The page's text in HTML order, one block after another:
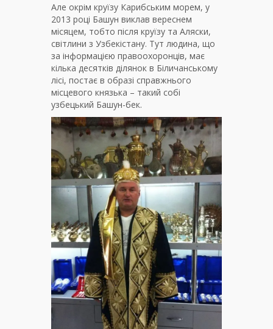
Але окрім круїзу Карибським морем, у
2013 році Башун виклав вереснем
місяцем, тобто після круїзу та Аляски,
світлини з Узбекістану. Тут людина, що
за інформацією правоохоронців, має
кілька десятків ділянок в Біличанському
лісі, постає в образі справжнього
місцевого князька – такий собі
узбецький Башун-бек.